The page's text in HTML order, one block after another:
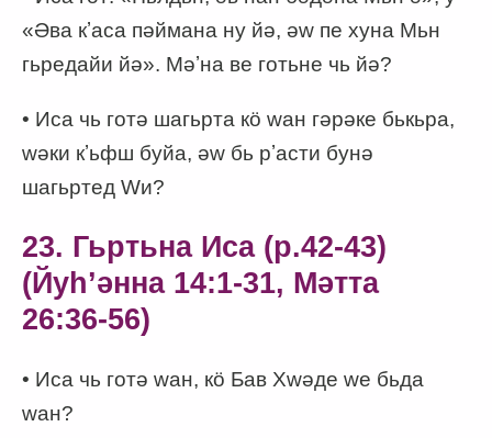
«Әва кʼаса пәймана ну йә, әw пе хуна Мьн
гьредайи йә». Мәʼна ве готьне чь йә?
• Иса чь готә шагьрта кӧ wан гәрәке бькьра,
wәки кʼьфш буйа, әw бь рʼасти бунә
шагьртед Wи?
23. Гьртьна Иса (p.42-43)
(Йуһʼәнна 14:1-31, Мәтта
26:36-56)
• Иса чь готә wан, кӧ Бав Хwәде wе бьда
wан?